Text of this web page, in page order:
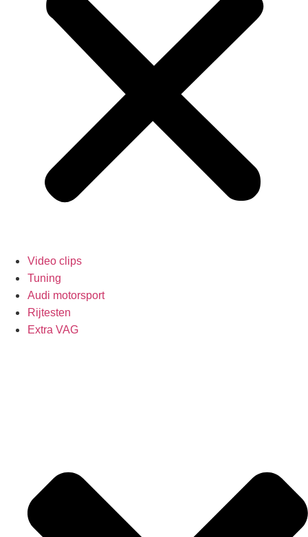
Video clips
Tuning
Audi motorsport
Rijtesten
Extra VAG